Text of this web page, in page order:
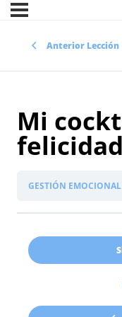
Anterior Lección
Mi
felicidad